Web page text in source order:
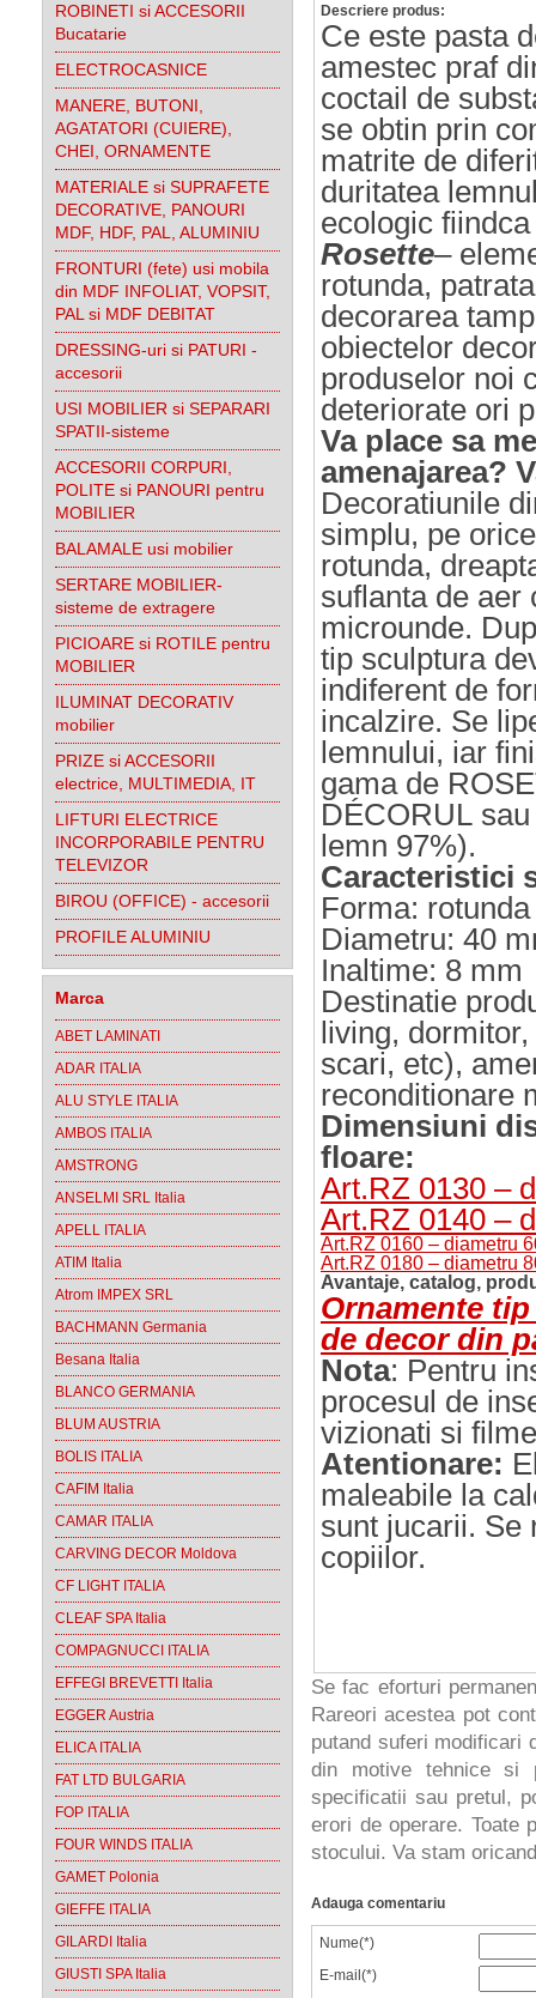
ROBINETI si ACCESORII
Bucatarie
ELECTROCASNICE
MANERE, BUTONI,
AGATATORI (CUIERE),
CHEI, ORNAMENTE
MATERIALE si SUPRAFETE
DECORATIVE, PANOURI
MDF, HDF, PAL, ALUMINIU
FRONTURI (fete) usi mobila
din MDF INFOLIAT, VOPSIT,
PAL si MDF DEBITAT
DRESSING-uri si PATURI -
accesorii
USI MOBILIER si SEPARARI
SPATII-sisteme
ACCESORII CORPURI,
POLITE si PANOURI pentru
MOBILIER
BALAMALE usi mobilier
SERTARE MOBILIER-
sisteme de extragere
PICIOARE si ROTILE pentru
MOBILIER
ILUMINAT DECORATIV
mobilier
PRIZE si ACCESORII
electrice, MULTIMEDIA, IT
LIFTURI ELECTRICE
INCORPORABILE PENTRU
TELEVIZOR
BIROU (OFFICE) - accesorii
PROFILE ALUMINIU
Marca
ABET LAMINATI
ADAR ITALIA
ALU STYLE ITALIA
AMBOS ITALIA
AMSTRONG
ANSELMI SRL Italia
APELL ITALIA
ATIM Italia
Atrom IMPEX SRL
BACHMANN Germania
Besana Italia
BLANCO GERMANIA
BLUM AUSTRIA
BOLIS ITALIA
CAFIM Italia
CAMAR ITALIA
CARVING DECOR Moldova
CF LIGHT ITALIA
CLEAF SPA Italia
COMPAGNUCCI ITALIA
EFFEGI BREVETTI Italia
EGGER Austria
ELICA ITALIA
FAT LTD BULGARIA
FOP ITALIA
FOUR WINDS ITALIA
GAMET Polonia
GIEFFE ITALIA
GILARDI Italia
GIUSTI SPA Italia
Descriere produs:
Ce este pasta
amestec praf
coctail de
se obtin prin
matrite de
duritatea
ecologic
Rosette–
rotunda,
decorarea
obiectelor
produselor noi
deteriorate ori
Va place sa
amenajarea?
Decoratiunile
simplu, pe
rotunda,
suflanta de aer
microunde.
tip sculptura
indiferent de
incalzire. Se
lemnului, iar
gama de
DÉCORUL
lemn 97%).
Caracteristici
Forma:
Diametru: 40
Inaltime: 8 mm
Destinatie
living,
scari, etc),
reconditionare
Dimensiuni
floare:
Art.RZ 0130 –
Art.RZ 0140 –
Art.RZ 0160 – diametru
Art.RZ 0180 – diametru
Avantaje, catalog,
Ornamente
de decor din
Nota: Pentru
procesul de
vizionati si
Atentionare:
maleabile la
sunt jucarii. Se
copiilor.
Se fac eforturi
Rareori acestea pot
putand suferi modificari
din motive tehnice si
specificatii sau pretul,
erori de operare. Toate
stocului. Va stam
Adauga comentariu
Nume(*)
E-mail(*)